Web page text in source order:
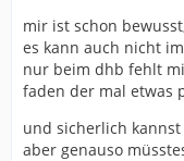
mir ist schon
es kann auch nicht
nur beim dhb fehlt
faden der mal etwas
und sicherlich
aber genauso